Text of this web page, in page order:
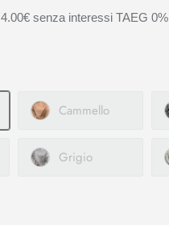
4.00€senza interessi TAEG 0%
Cammello
Grigio